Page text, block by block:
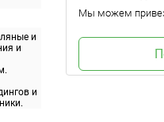
и
и
и
Мы можем